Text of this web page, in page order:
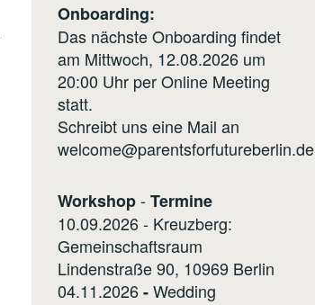
Onboarding:
Das nächste Onboarding findet
am Mittwoch, 12.08.2026 um
20:00 Uhr per Online Meeting
statt.
Schreibt uns eine Mail an
welcome@parentsforfutureberlin.de
Workshop-Termine
10.09.2026 - Kreuzberg:
Gemeinschaftsraum
Lindenstraße 90, 10969 Berlin
04.11.2026-Wedding